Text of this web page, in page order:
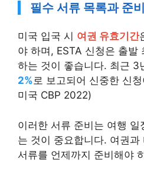
필수 서류 목록과 준
미국 입국 시 여권 유효기간
야 하며, ESTA 신청은 출발
하는 것이 좋습니다. 최근 3
2%로 보고되어 신중한 신
미국 CBP 2022)
이러한 서류 준비는 여행
는 것이 중요합니다. 여권과
서류를 언제까지 준비해야